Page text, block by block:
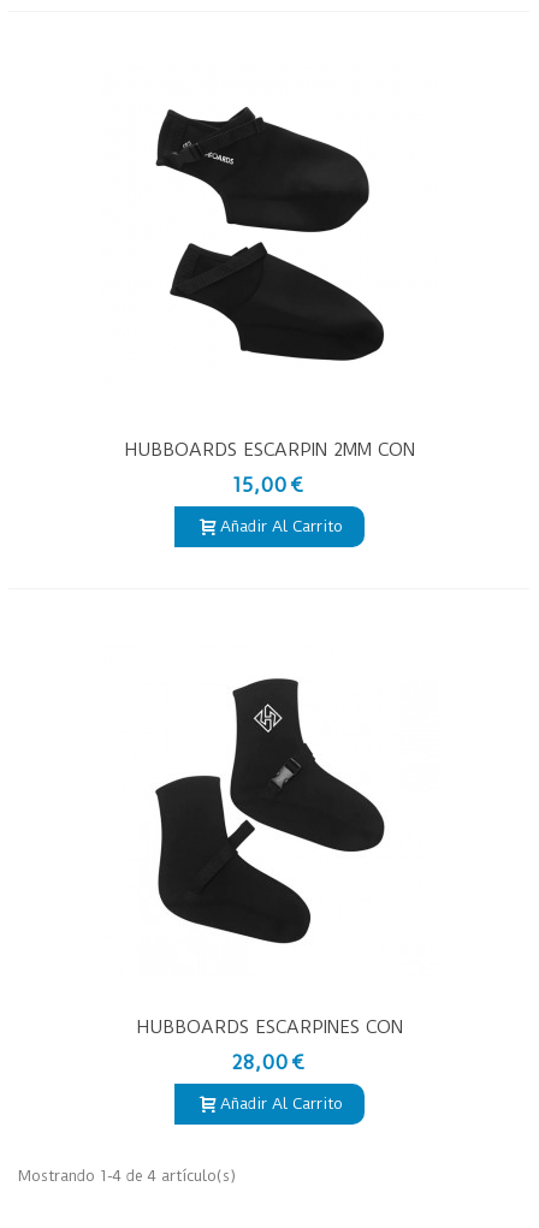
HUBBOARDS ESCARPIN 2MM CON
CREMALLERA
15,00 €
Añadir Al Carrito
HUBBOARDS ESCARPINES CON
SUJETA ALETAS
28,00 €
Añadir Al Carrito
Mostrando 1-4 de 4 artículo(s)